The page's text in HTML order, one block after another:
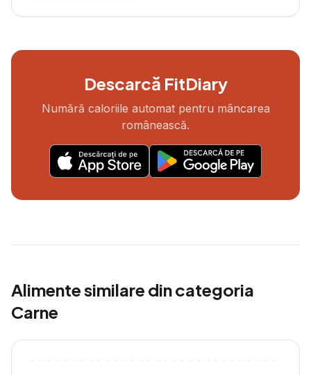
Descarcă FitDiary
Numără caloriile automat pentru mâncarea
românească.
Alimente similare din categoria
Carne